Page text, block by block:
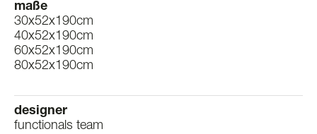
maße
30x52x190cm
40x52x190cm
60x52x190cm
80x52x190cm
designer
functionals team